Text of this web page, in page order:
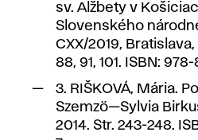
sv. Alžbety v
Slovenského
CXX/2019, Bratislava,
88, 91, 101. ISBN:
3. RIŠKOVÁ, Mária.
Szemzö—Sylvia
2014. Str. 243-248.